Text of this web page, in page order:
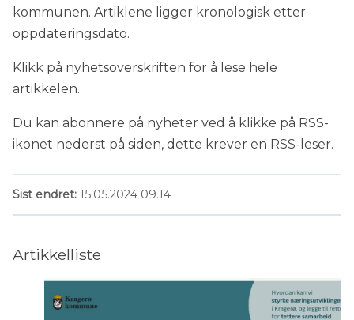
kommunen. Artiklene ligger kronologisk etter
oppdateringsdato.
Klikk på nyhetsoverskriften for å lese hele
artikkelen.
Du kan abonnere på nyheter ved å klikke på RSS-
ikonet nederst på siden, dette krever en RSS-leser.
Sist endret 15.05.2024 09.14
Artikkelliste